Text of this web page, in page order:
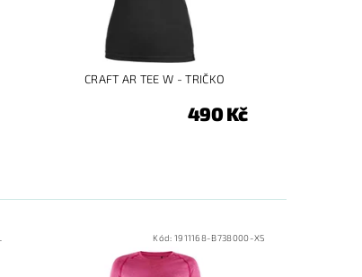
CRAFT AR TEE W - TRIČKO
490 Kč
Kód: 1911168-B738000-XS